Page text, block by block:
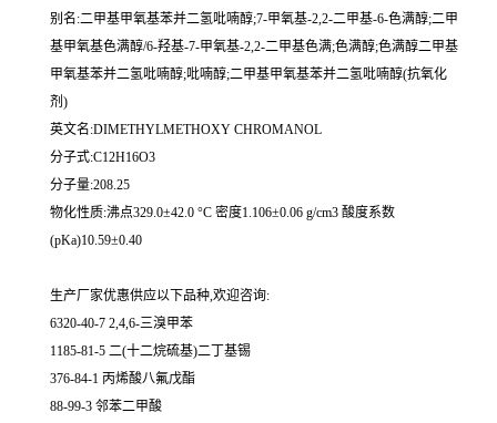
别名:二甲基甲氧基苯并二氢吡喃醇;7-甲氧基-2,2-二甲基-6-色满醇;二甲
基甲氧基色满醇/6-羟基-7-甲氧基-2,2-二甲基色满;色满醇;色满醇二甲基
甲氧基苯并二氢吡喃醇;吡喃醇;二甲基甲氧基苯并二氢吡喃醇(抗氧化
剂)
英文名:DIMETHYLMETHOXY CHROMANOL
分子式:C12H16O3
分子量:208.25
物化性质:沸点329.0±42.0 °C 密度1.106±0.06 g/cm3 酸度系数
(pKa)10.59±0.40
生产厂家优惠供应以下品种,欢迎咨询:
6320-40-7 2,4,6-三溴甲苯
1185-81-5 二(十二烷硫基)二丁基锡
376-84-1 丙烯酸八氟戊酯
88-99-3 邻苯二甲酸